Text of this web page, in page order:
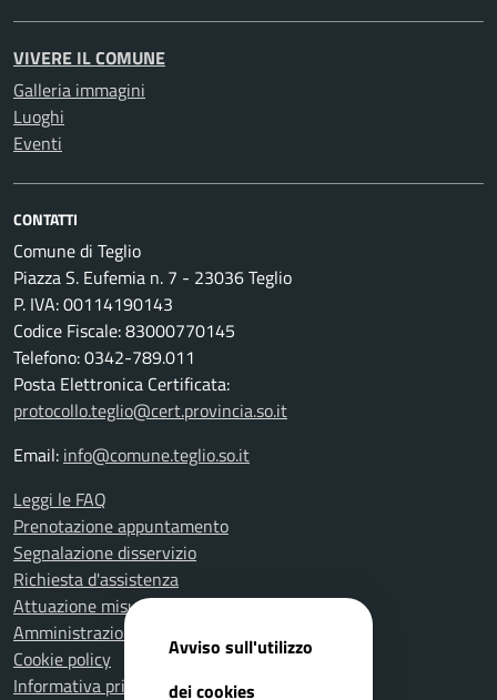
VIVERE IL COMUNE
Galleria immagini
Luoghi
Eventi
CONTATTI
Comune di Teglio
Piazza S. Eufemia n. 7 - 23036 Teglio
P. IVA: 00114190143
Codice Fiscale: 83000770145
Telefono: 0342-789.011
Posta Elettronica Certificata:
protocollo.teglio@cert.provincia.so.it
Email: info@comune.teglio.so.it
Leggi le FAQ
Prenotazione appuntamento
Segnalazione disservizio
Richiesta d'assistenza
Attuazione misure PNRR
Amministrazione trasparente
Cookie policy
Informativa privacy
Avviso sull'utilizzo
dei cookies